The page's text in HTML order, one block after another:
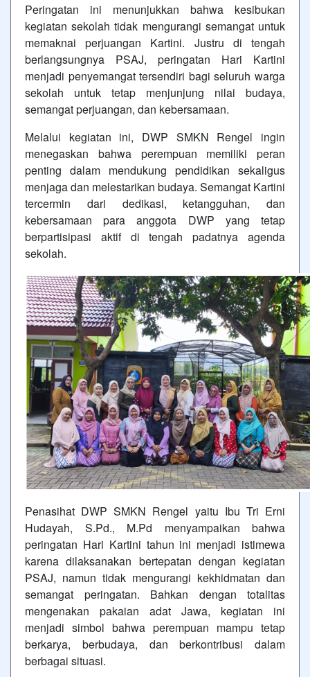
Peringatan ini menunjukkan bahwa kesibukan
kegiatan sekolah tidak mengurangi semangat untuk
memaknai perjuangan Kartini. Justru di tengah
berlangsungnya PSAJ, peringatan Hari Kartini
menjadi penyemangat tersendiri bagi seluruh warga
sekolah untuk tetap menjunjung nilai budaya,
semangat perjuangan, dan kebersamaan.
Melalui kegiatan ini, DWP SMKN Rengel ingin
menegaskan bahwa perempuan memiliki peran
penting dalam mendukung pendidikan sekaligus
menjaga dan melestarikan budaya. Semangat Kartini
tercermin dari dedikasi, ketangguhan, dan
kebersamaan para anggota DWP yang tetap
berpartisipasi aktif di tengah padatnya agenda
sekolah.
Penasihat DWP SMKN Rengel yaitu Ibu Tri Erni
Hudayah, S.Pd., M.Pd menyampaikan bahwa
peringatan Hari Kartini tahun ini menjadi istimewa
karena dilaksanakan bertepatan dengan kegiatan
PSAJ, namun tidak mengurangi kekhidmatan dan
semangat peringatan. Bahkan dengan totalitas
mengenakan pakaian adat Jawa, kegiatan ini
menjadi simbol bahwa perempuan mampu tetap
berkarya, berbudaya, dan berkontribusi dalam
berbagai situasi.